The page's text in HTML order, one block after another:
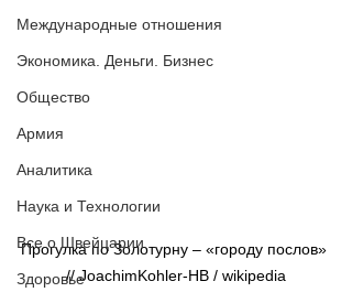
Международные отношения
Экономика. Деньги. Бизнес
Общество
Армия
Аналитика
Наука и Технологии
Все о Швейцарии
Здоровье
Прогулка по Золотурну – «городу послов»
// JoachimKohler-HB / wikipedia